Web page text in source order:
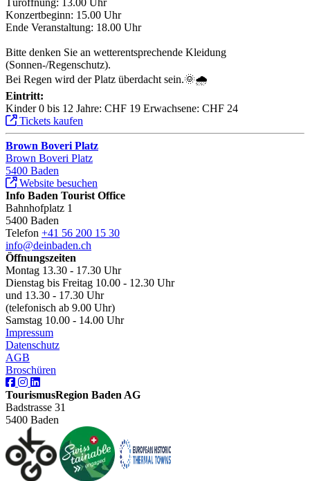
Konzertbeginn: 15.00 Uhr
Ende Veranstaltung: 18.00 Uhr
Bitte denken Sie an wetterentsprechende Kleidung
(Sonnen-/Regenschutz).
Bei Regen wird der Platz überdacht sein.🌞🌧️
Eintritt:
Kinder 0 bis 12 Jahre: CHF 19 Erwachsene: CHF 24
Tickets kaufen
Brown Boveri Platz
Brown Boveri Platz
5400 Baden
Website besuchen
Info Baden Tourist Office
Bahnhofplatz 1
5400 Baden
Telefon +41 56 200 15 30
info@deinbaden.ch
Öffnungszeiten
Montag 13.30 - 17.30 Uhr
Dienstag bis Freitag 10.00 - 12.30 Uhr
und 13.30 - 17.30 Uhr
(telefonisch ab 9.00 Uhr)
Samstag 10.00 - 14.00 Uhr
Impressum
Datenschutz
AGB
Broschüren
TourismusRegion Baden AG
Badstrasse 31
5400 Baden